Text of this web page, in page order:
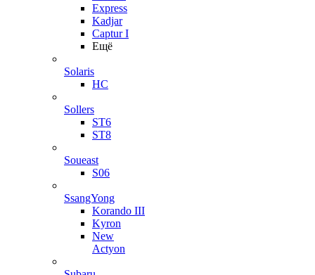
Express
Kadjar
Captur I
Ещё
Solaris
HC
Sollers
ST6
ST8
Soueast
S06
SsangYong
Korando III
Kyron
New
Actyon